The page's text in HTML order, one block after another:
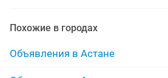
услуги камаза финансовые услуги
Похожие в городах
Объявления в Астане